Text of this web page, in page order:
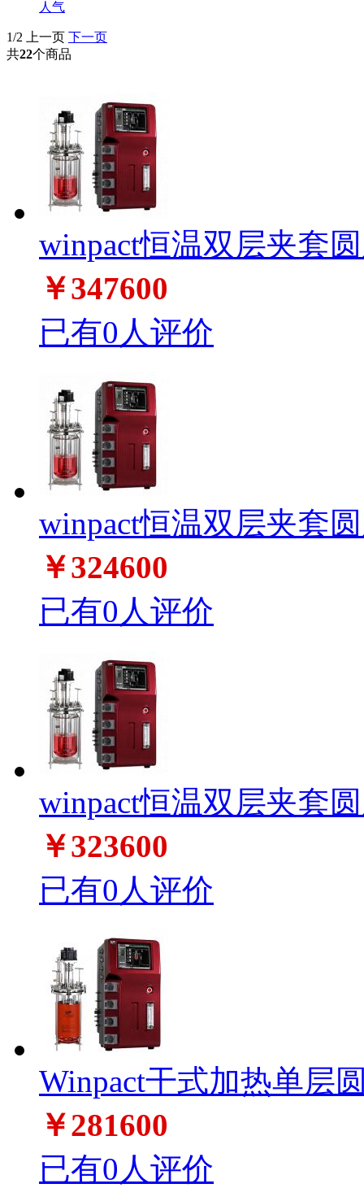
人气
1/2 上一页
下一页
共22个商品
winpact恒温双层夹套
￥347600
已有0人评价
winpact恒温双层夹套
￥324600
已有0人评价
winpact恒温双层夹套
￥323600
已有0人评价
Winpact干式加热单层
￥281600
已有0人评价